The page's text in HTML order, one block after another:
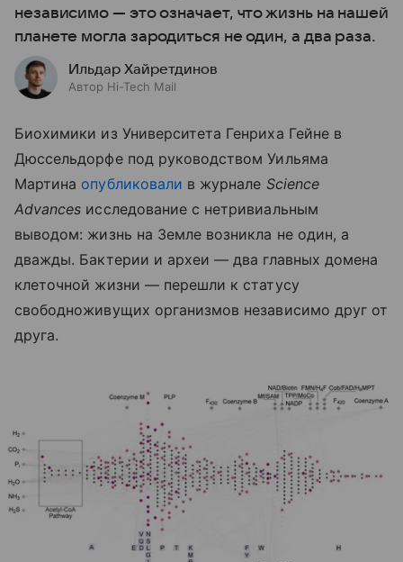
независимо — это означает, что жизнь на нашей
планете могла зародиться не один, а два раза.
Ильдар Хайретдинов
Автор Hi-Tech Mail
Биохимики из Университета Генриха Гейне в
Дюссельдорфе под руководством Уильяма
Мартина опубликовали в журнале Science
Advances исследование с нетривиальным
выводом: жизнь на Земле возникла не один, а
дважды. Бактерии и археи — два главных домена
клеточной жизни — перешли к статусу
свободноживущих организмов независимо друг от
друга.